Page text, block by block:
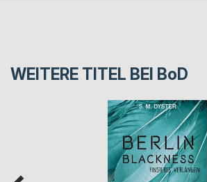
WEITERE TITEL BEI BoD